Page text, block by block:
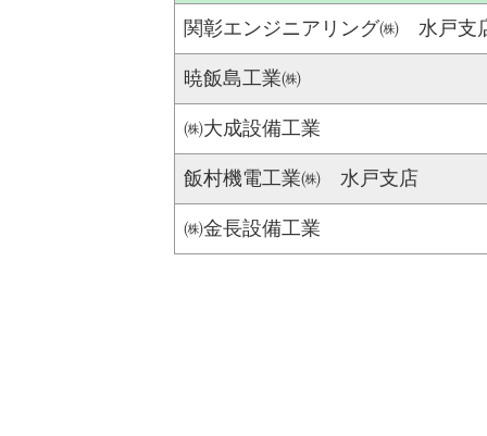
関彰エンジニアリング㈱ 水戸支
暁飯島工業㈱
㈱大成設備工業
飯村機電工業㈱ 水戸支店
㈱金長設備工業